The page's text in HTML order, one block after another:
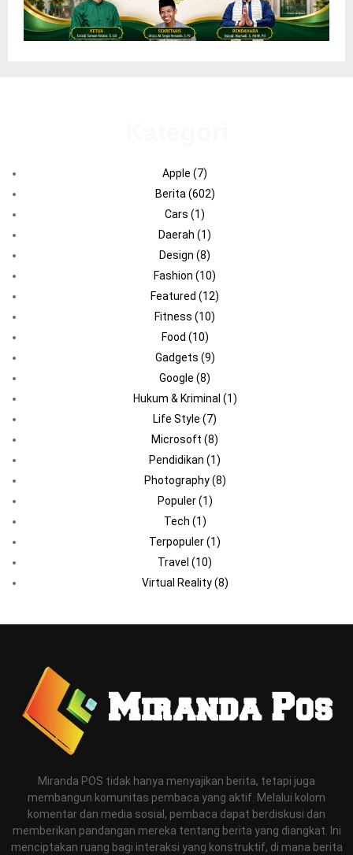
Apple (7)
Berita (602)
Cars (1)
Daerah (1)
Design (8)
Fashion (10)
Featured (12)
Fitness (10)
Food (10)
Gadgets (9)
Google (8)
Hukum & Kriminal (1)
Life Style (7)
Microsoft (8)
Pendidikan (1)
Photography(8)
Populer(1)
Tech (1)
Terpopuler(1)
Travel (10)
Virtual Reality(8)
Miranda POS tidak hanya menyajikan berita, tetapi juga
membangun komunitas pembaca yang aktif. Melalui kolom
komentar dan media sosial, pembaca dapat berdiskusi dan
memberikan pandangan mereka tentang berita yang diangkat. Ini
menciptakan ruang bagi interaksi yang konstruktif, di mana berita